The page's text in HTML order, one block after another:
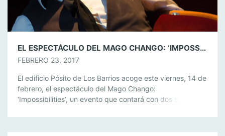
EL ESPECTÁCULO DEL MAGO CHANGO: ‘IMPOSSIBILITIES’, EL VIERNES EN EL PÓSITO
FEBRERO 23, 2017
El edificio Pósito de Los Barrios acoge este viernes, 14 de
febrero, el espectáculo del Mago Chango:
‘Impossibilities’, un evento que contará con dos sesiones
delegación de Participación Ciudadana. Javier Benítez,